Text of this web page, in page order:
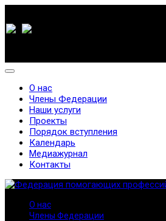
О нас
Члены Федерации
Наши услуги
Проекты
Порядок вступления
Календарь
Медиажурнал
Контакты
О нас
Члены Федерации